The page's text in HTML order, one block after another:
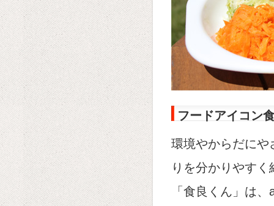
フードアイコン
環境やからだにや
りを分かりやす
「食良くん」は